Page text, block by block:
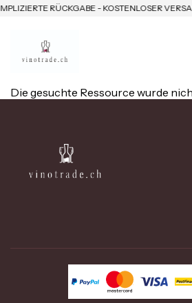
RÜCKGABE - KOSTENLOSER
Die gesuchte Ressource wurde